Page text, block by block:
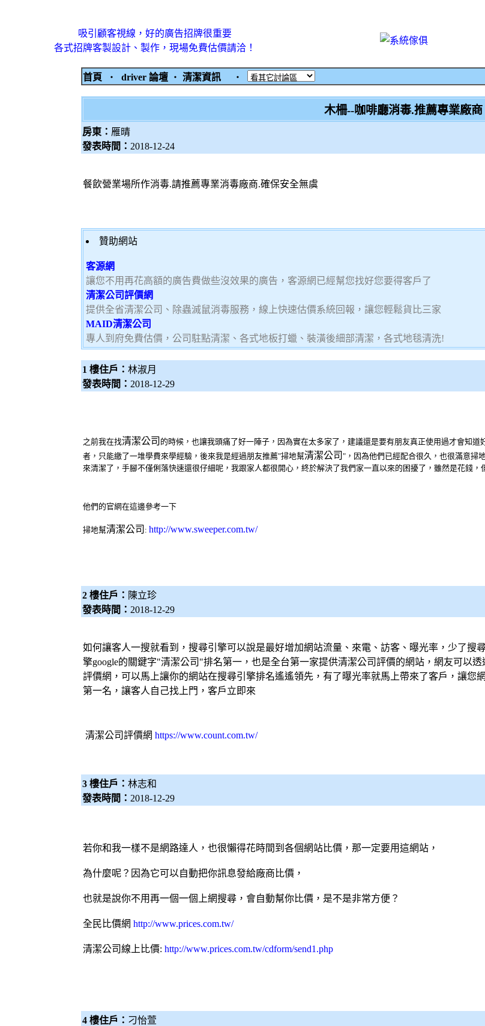
吸引顧客視線，好的廣告招牌很重要
各式招牌客製設計、製作，現場免費估價請洽！
首頁 ‧ driver 論壇 ‧ 清潔資訊 ‧
木柵--咖啡廳消毒.推薦專業廠商
房東： 雁晴
發表時間： 2018-12-24
餐飲營業場所作消毒.請推薦專業消毒廠商.確保安全無虞
贊助網站
客源網
讓您不用再花高額的廣告費做些沒效果的廣告，客源網已經幫您找好您要得客戶了
清潔公司評價網
提供全省清潔公司、除蟲滅鼠消毒服務，線上快速估價系統回報，讓您輕鬆貨比三家
MAID清潔公司
專人到府免費估價，公司駐點清潔、各式地板打蠟、裝潢後細部清潔，各式地毯清洗!
1 樓住戶： 林淑月
發表時間： 2018-12-29
之前我在找清潔公司 的時候，也讓我頭痛了好一陣子，因為實在太多家了，建議還是要有朋友真正使用過才會知
者，只能繳了一堆學費來學經驗，後來我是經過朋友推薦"掃地幫清潔公司 "，因為他們已經配合很久，也很滿意掃
來清潔了，手腳不僅俐落快速還很仔細呢，我跟家人都很開心，終於解決了我們家一直以來的困擾了，雖然是花錢，
他們的官網在這邊參考一下
掃地幫清潔公司 : http://www.sweeper.com.tw/
2 樓住戶： 陳立珍
發表時間： 2018-12-29
如何讓客人一搜就看到，搜尋引擎可以說是最好增加網站流量、來電、訪客、曝光率，少了搜
擎google的關鍵字"清潔公司 "排名第一，也是全台第一家提供清潔公司評價的網站，網友可以
評價網，可以馬上讓你的網站在搜尋引擎排名遙遙領先，有了曝光率就馬上帶來了客戶，讓您
第一名，讓客人自己找上門，客戶立即來
清潔公司評價網 https://www.count.com.tw/
3 樓住戶： 林志和
發表時間： 2018-12-29
若你和我一樣不是網路達人，也很懶得花時間到各個網站比價，那一定要用這網站，
為什麼呢？因為它可以自動把你訊息發給廠商比價，
也就是說你不用再一個一個上網搜尋，會自動幫你比價，是不是非常方便？
全民比價網 http://www.prices.com.tw/
清潔公司線上比價: http://www.prices.com.tw/cdform/send1.php
4 樓住戶： 刁怡萱